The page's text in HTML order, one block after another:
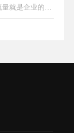
就是企业的生
金钱，却始终